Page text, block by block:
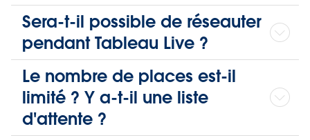
Sera-t-il possible de réseauter
pendant Tableau Live ?
Le nombre de places est-il
limité ? Y a-t-il une liste
d'attente ?